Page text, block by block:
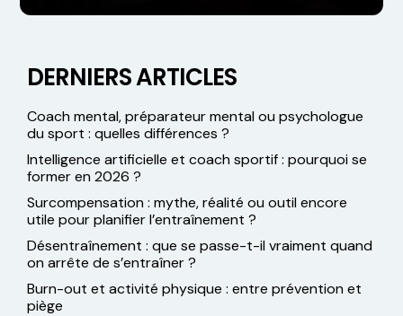
DERNIERS ARTICLES
Coach mental, préparateur mental ou psychologue
du sport : quelles différences ?
Intelligence artificielle et coach sportif : pourquoi se
former en 2026 ?
Surcompensation : mythe, réalité ou outil encore
utile pour planifier l’entraînement ?
Désentraînement : que se passe-t-il vraiment quand
on arrête de s’entraîner ?
Burn-out et activité physique : entre prévention et
piège